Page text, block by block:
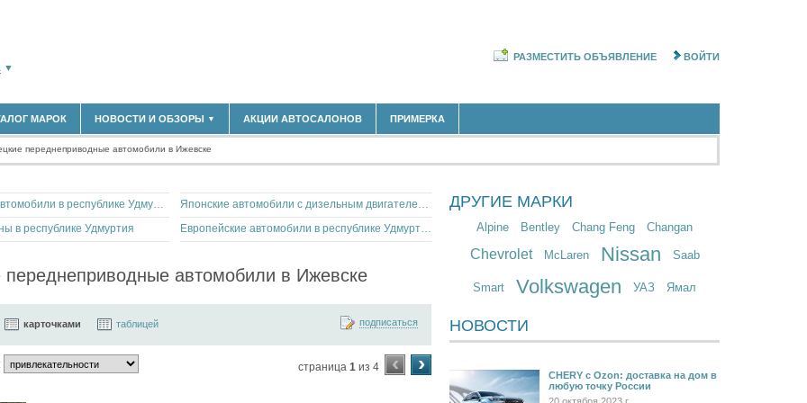
▼
(14298)
РАЗМЕСТИТЬ ОБЪЯВЛЕНИЕ ВОЙТИ
МАРОК НОВОСТИ И ОБЗОРЫ ▼
НОВОСТИ РЫНКА
МАТЕРИАЛЫ ПАРТНЕРОВ
ВЫСТАВКИ И АВТОСАЛОНЫ
АКЦИИ АВТОСАЛОНОВ ПРИМЕРКА
переднеприводные автомобили в Ижевске
Американские автомобили в республике Удмуртия
Японские автомобили с дизельным двигателем в республике Удмуртия
в республике Удмуртия
Европейские автомобили в республике Удмуртия
переднеприводные автомобили в Ижевске
карточками таблицей подписаться
страница 1 из 4 ‹ ›
ДРУГИЕ МАРКИ
Alpine Bentley Chang Feng Changan
Chevrolet McLaren Nissan Saab
Smart Volkswagen УАЗ Ямал
НОВОСТИ
CHERY c Ozon: доставка на дом в
любую точку России